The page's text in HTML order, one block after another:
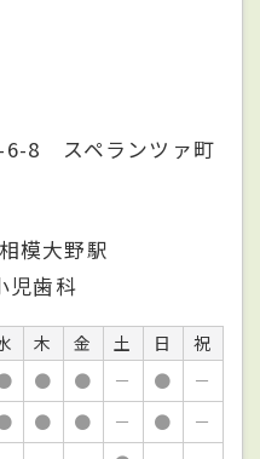
6-8 スペランツァ町
模大野駅
児歯科
木 金 土 日
祝
● ● － ●
－
● ● － ●
－